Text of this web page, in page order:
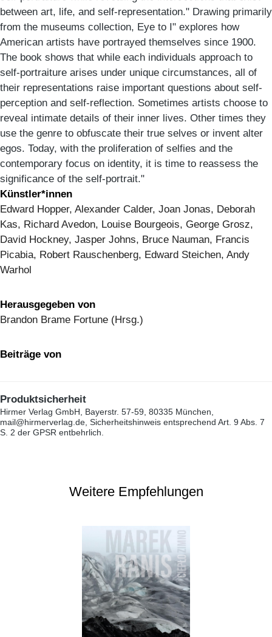
between art, life, and self-representation." Drawing primarily
from the museums collection, Eye to I" explores how
American artists have portrayed themselves since 1900.
The book shows that while each individuals approach to
self-portraiture arises under unique circumstances, all of
their representations raise important questions about self-
perception and self-reflection. Sometimes artists choose to
reveal intimate details of their inner lives. Other times they
use the genre to obfuscate their true selves or invent alter
egos. Today, with the proliferation of selfies and the
contemporary focus on identity, it is time to reassess the
significance of the self-portrait."
Künstler*innen
Edward Hopper, Alexander Calder, Joan Jonas, Deborah
Kas, Richard Avedon, Louise Bourgeois, George Grosz,
David Hockney, Jasper Johns, Bruce Nauman, Francis
Picabia, Robert Rauschenberg, Edward Steichen, Andy
Warhol
Herausgegeben von
Brandon Brame Fortune (Hrsg.)
Beiträge von
Produktsicherheit
Hirmer Verlag GmbH, Bayerstr. 57-59, 80335 München,
mail@hirmerverlag.de, Sicherheitshinweis entsprechend Art. 9 Abs. 7
S. 2 der GPSR entbehrlich.
Weitere Empfehlungen